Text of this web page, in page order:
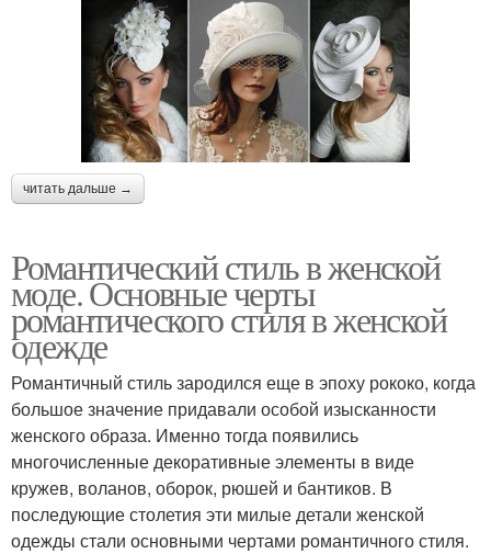
читать дальше →
Романтический стиль в женской
моде. Основные черты
романтического стиля в женской
одежде
Романтичный стиль зародился еще в эпоху рококо, когда
большое значение придавали особой изысканности
женского образа. Именно тогда появились
многочисленные декоративные элементы в виде
кружев, воланов, оборок, рюшей и бантиков. В
последующие столетия эти милые детали женской
одежды стали основными чертами романтичного стиля.